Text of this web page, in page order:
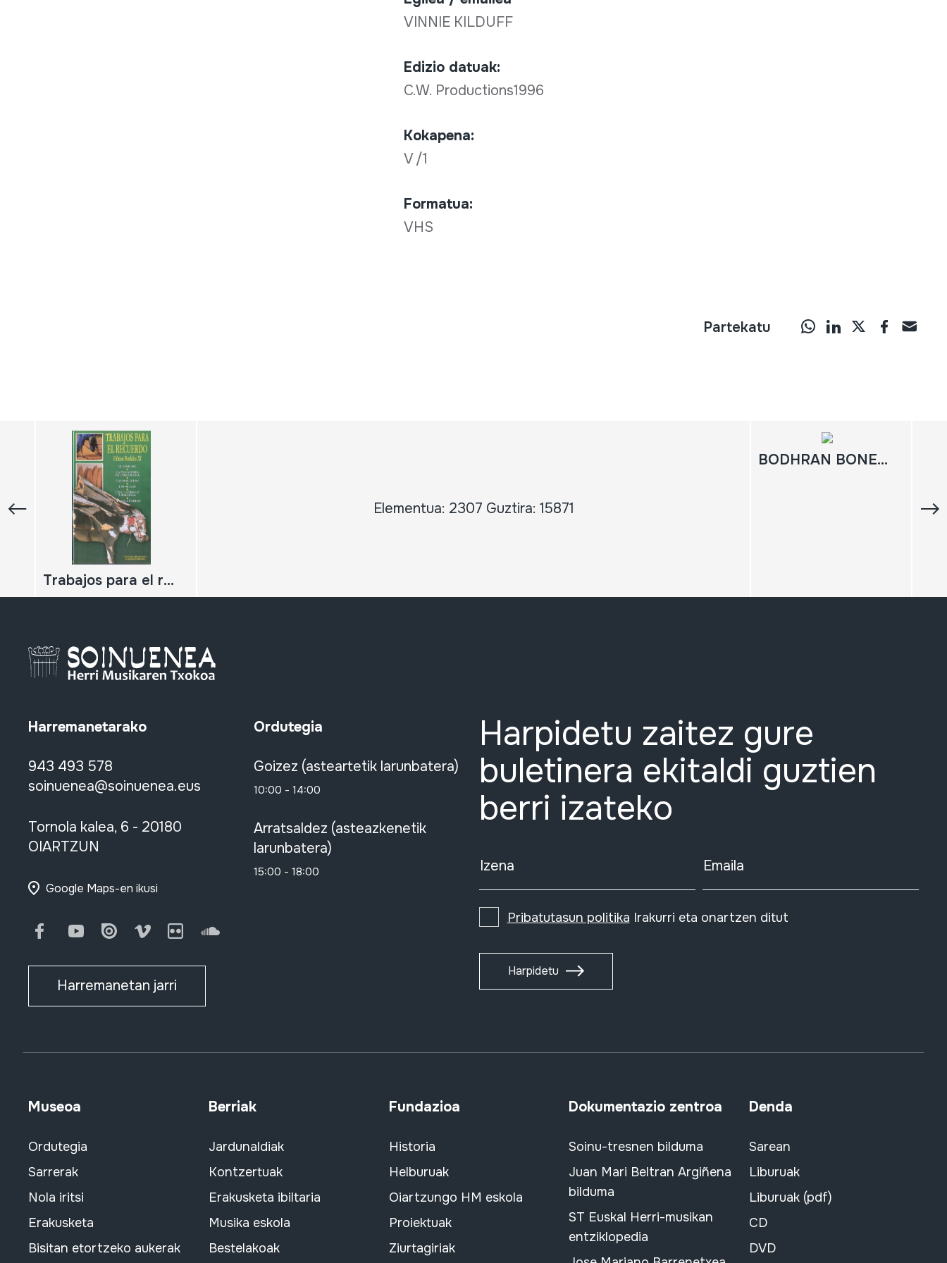
VINNIE KILDUFF
Edizio datuak:
C.W. Productions1996
Kokapena:
V /1
Formatua:
VHS
Partekatu
Elementua: 2307 Guztira: 15871
Trabajos para el recuerdo 1; Oficios perdidos XI El corcho La panaderia de Corcolilla Las malleras Las algas Teja, ladrillo y baldosa Las alcaparras
BODHRAN BONES AND SPOONS
Harremanetarako
943 493 578
soinuenea@soinuenea.eus
Tornola kalea, 6 - 20180
OIARTZUN
Google Maps-en ikusi
FacebookYoutubeIssuu Vimeo FlickrSoundCloud
Harremanetan jarri
Ordutegia
Goizez (asteartetik larunbatera)
10:00 - 14:00
Arratsaldez (asteazkenetik
larunbatera)
15:00 - 18:00
Harpidetu zaitez gure
buletinera ekitaldi guztien
berri izateko
Izena Emaila
Pribatutasun politika Irakurri eta onartzen ditut
Harpidetu
Museoa
Ordutegia
Sarrerak
Nola iritsi
Erakusketa
Bisitan etortzeko aukerak
Berriak
Jardunaldiak
Kontzertuak
Erakusketa ibiltaria
Musika eskola
Bestelakoak
Fundazioa
Historia
Helburuak
Oiartzungo HM eskola
Proiektuak
Ziurtagiriak
Dokumentazio zentroa
Soinu-tresnen bilduma
Juan Mari Beltran Argiñena
bilduma
ST Euskal Herri-musikan
entziklopedia
Denda
Sarean
Liburuak
Liburuak (pdf)
CD
DVD